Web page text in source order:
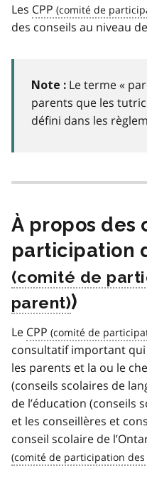
Les CPP
des conseils au niveau
Note : Le terme «
parents que les
défini dans les
À propos des
participation
)
Le CPP
consultatif important
les parents et la ou le
(conseils scolaires de
de l’éducation (conseils
et les conseillères et
conseil scolaire de